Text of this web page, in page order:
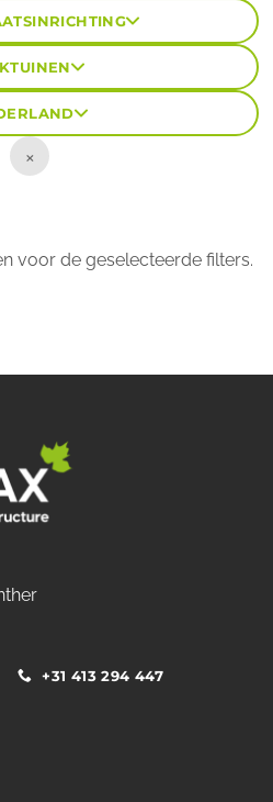
×
voor de geselecteerde filters.
+31 413 294 447